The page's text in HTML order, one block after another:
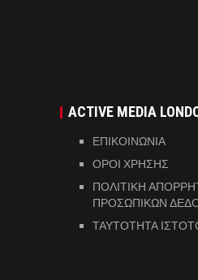
ACTIVE MEDIA
ΕΠΙΚΟΙΝΩΝΙΑ
ΟΡΟΙ ΧΡΗΣΗΣ
ΠΟΛΙΤΙΚΗ
ΠΡΟΣΩΠΙΚΩΝ
ΤΑΥΤΟΤΗΤΑ